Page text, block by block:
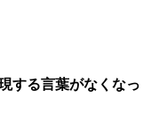
する言葉がなくなっ